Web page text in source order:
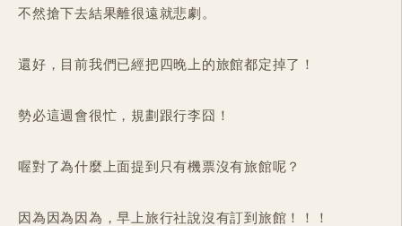
不然搶下去結果離很遠就悲劇。
還好，目前我們已經把四晚上的旅館都定掉了！
勢必這週會很忙，規劃跟行李囧！
喔對了為什麼上面提到只有機票沒有旅館呢？
因為因為因為，早上旅行社說沒有訂到旅館！！！